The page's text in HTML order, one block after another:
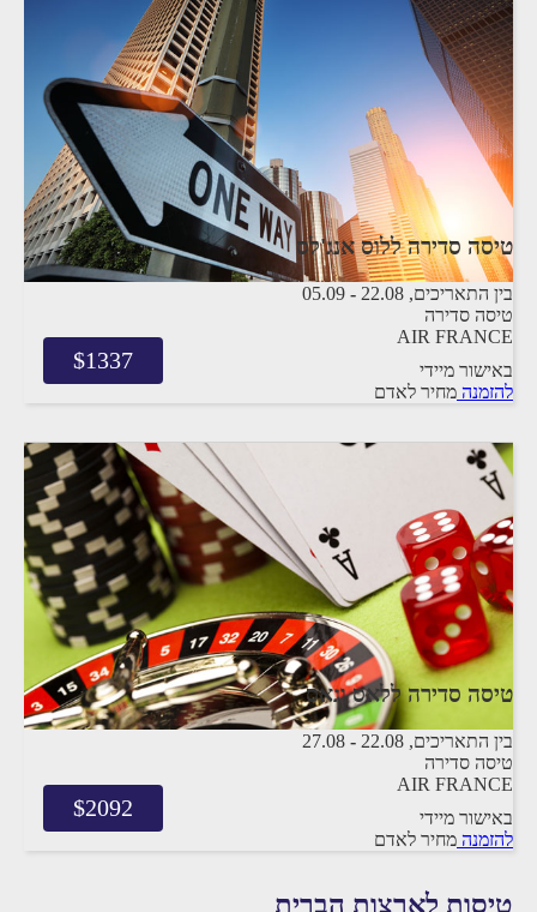
טיסה סדירה ללוס אנג'לס
בין התאריכים, -
05.09
טיסה סדירה
AIR FRANCE
באישור מיידי
$1337
להזמנה מחיר לאדם
טיסה סדירה ללאס וגאס
בין התאריכים, -
27.08
טיסה סדירה
AIR FRANCE
באישור מיידי
$2092
להזמנה מחיר לאדם
טיסות לארצות הברית